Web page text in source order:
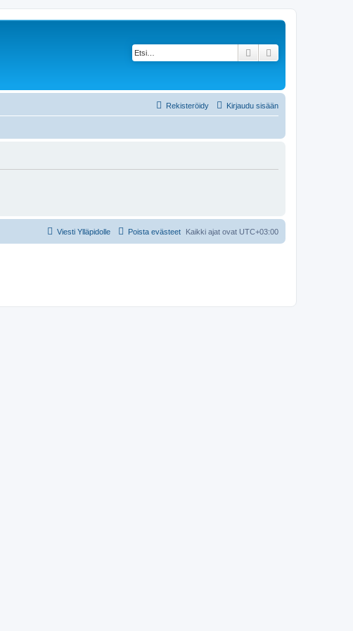
Etsi
Kirjaudu sisään
Rekisteröidy
Kaikki ajat ovat UTC+03:00
Poista evästeet
Viesti Ylläpidolle